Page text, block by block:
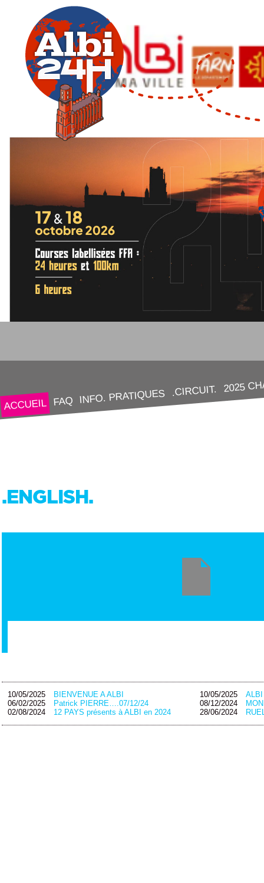
ACCUEIL FAQ INFO. PRATIQUES .CIRCUIT. 2025
.ENGLISH.
10/05/2025 BIENVENUE A ALBI 10/05/2025
ALBI
06/02/2025
Patrick PIERRE….07/12/24 08/12/2024
02/08/2024
12 PAYS présents à ALBI en 2024 28/06/2024